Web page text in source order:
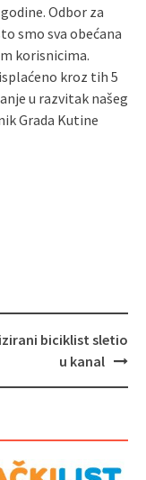
Odbor za
smo sva obećana
korisnicima.
kroz tih 5
u razvitak našeg
Grada Kutine
biciklist sletio
u kanal